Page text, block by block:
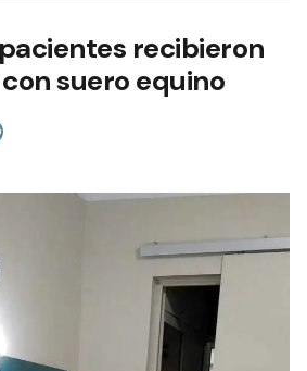
recibieron
suero equino